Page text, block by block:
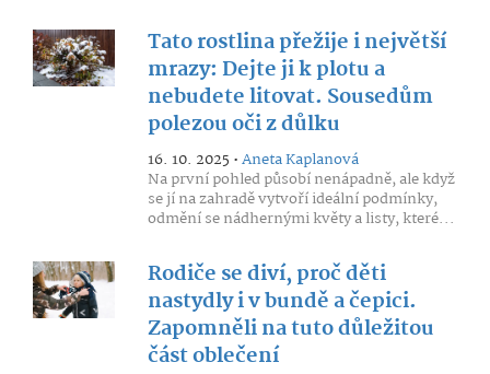
Tato rostlina přežije i největší
mrazy: Dejte ji k plotu a
nebudete litovat. Sousedům
polezou oči z důlku
16. 10. 2025 •Aneta Kaplanová
Na první pohled působí nenápadně, ale když
se jí na zahradě vytvoří ideální podmínky,
odmění se nádhernými květy a listy, které...
Rodiče se diví, proč děti
nastydly i v bundě a čepici.
Zapomněli na tuto důležitou
část oblečení